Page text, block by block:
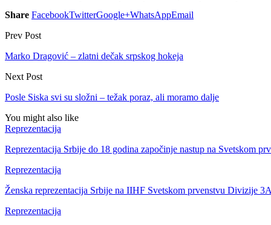
Share FacebookTwitterGoogle+WhatsAppEmail
Prev Post
Marko Dragović – zlatni dečak srpskog hokeja
Next Post
Posle Siska svi su složni – težak poraz, ali moramo dalje
You might also like
Reprezentacija
Reprezentacija Srbije do 18 godina započinje nastup na Svetskom
Reprezentacija
Ženska reprezentacija Srbije na IIHF Svetskom prvenstvu Divizije
Reprezentacija